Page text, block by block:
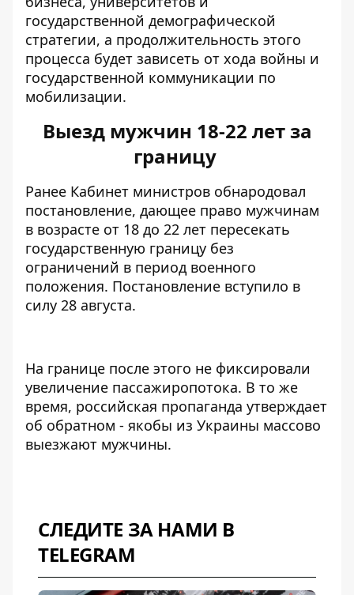
государственной демографической
стратегии, а продолжительность этого
процесса будет зависеть от хода войны и
государственной коммуникации по
мобилизации.
Выезд мужчин 18-22 лет за
границу
Ранее Кабинет министров обнародовал
постановление, дающее право мужчинам
в возрасте от 18 до 22 лет пересекать
государственную границу без
ограничений в период военного
положения. Постановление вступило в
силу 28 августа.
На границе после этого не фиксировали
увеличение пассажиропотока. В то же
время, российская пропаганда утверждает
об обратном - якобы из Украины массово
выезжают мужчины.
СЛЕДИТЕ ЗА НАМИ В
TELEGRAM